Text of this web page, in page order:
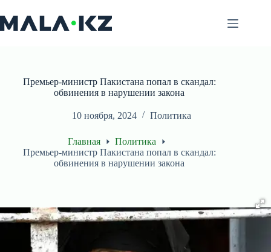
к
сути
Премьер-министр Пакистана попал в скандал:
обвинения в нарушении закона
10 ноября, 2024 Политика
Главная
Политика
Премьер-министр Пакистана попал в скандал:
обвинения в нарушении закона